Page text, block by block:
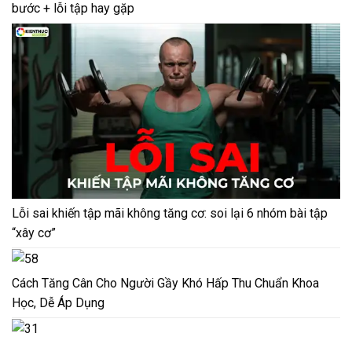
bước + lỗi tập hay gặp
Lỗi sai khiến tập mãi không tăng cơ: soi lại 6 nhóm bài tập
“xây cơ”
Cách Tăng Cân Cho Người Gầy Khó Hấp Thu Chuẩn Khoa
Học, Dễ Áp Dụng